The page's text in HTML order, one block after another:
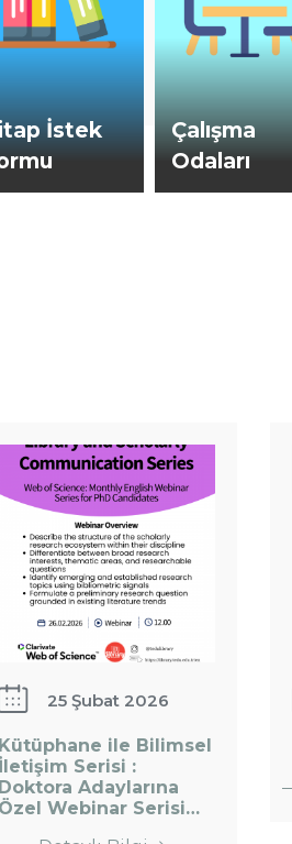
İstek
Çalışma
Odaları
Adaylarına
Webinar
Serisi…
25 Şubat 2026
Kütüphane ile Bilimsel
İletişim Serisi :
Doktora Adaylarına
Özel Webinar Serisi…
Kütüphane
ile Bilimsel
İletişim
Kütüphane